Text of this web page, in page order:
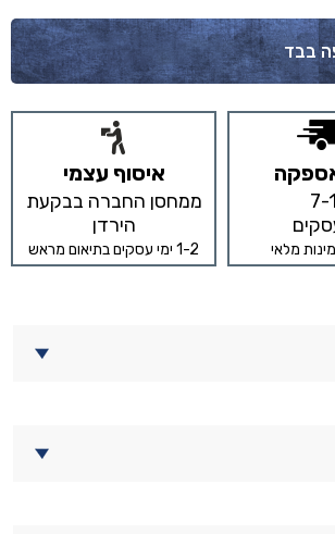
בבד
7-
מלאי
איסוף עצמי
ממחסן החברה בבקעת
הירדן
1-2 ימי עסקים בתיאום מראש